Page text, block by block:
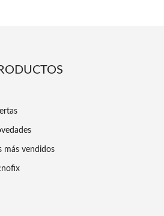
más vendidos